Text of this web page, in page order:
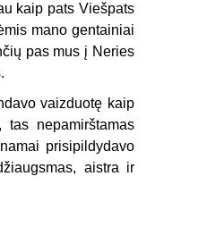
kaip pats Viešpats
mano gentainiai
pas mus į Neries
vaizduotę kaip
nepamirštamas
prisipildydavo
aistra ir